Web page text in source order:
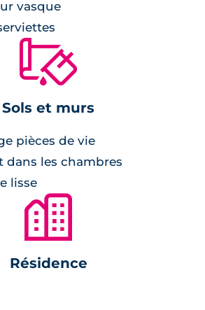
vasque
🔨
Sols et murs
pièces de vie
dans les chambres
lisse
🏙
Résidence